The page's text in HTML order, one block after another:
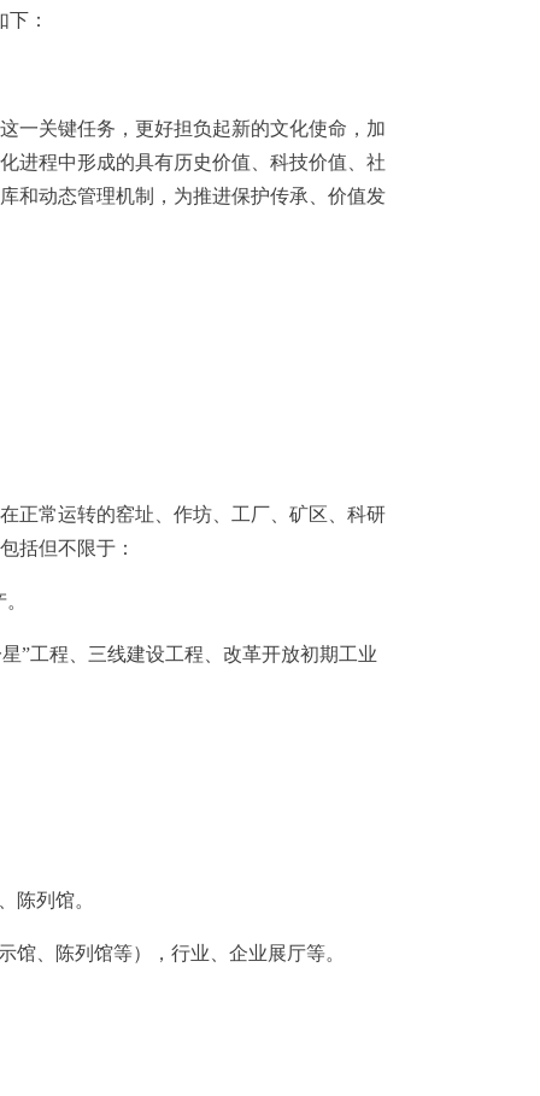
：
一关键任务，更好担负起新的文化使命，加
进程中形成的具有历史价值、科技价值、社
和动态管理机制，为推进保护传承、价值发
正常运转的窑址、作坊、工厂、矿区、科研
括但不限于 ：
。
”工程、三线建设工程、改革开放初期工业
陈列馆。
馆、陈列馆等），行业、企业展厅等。